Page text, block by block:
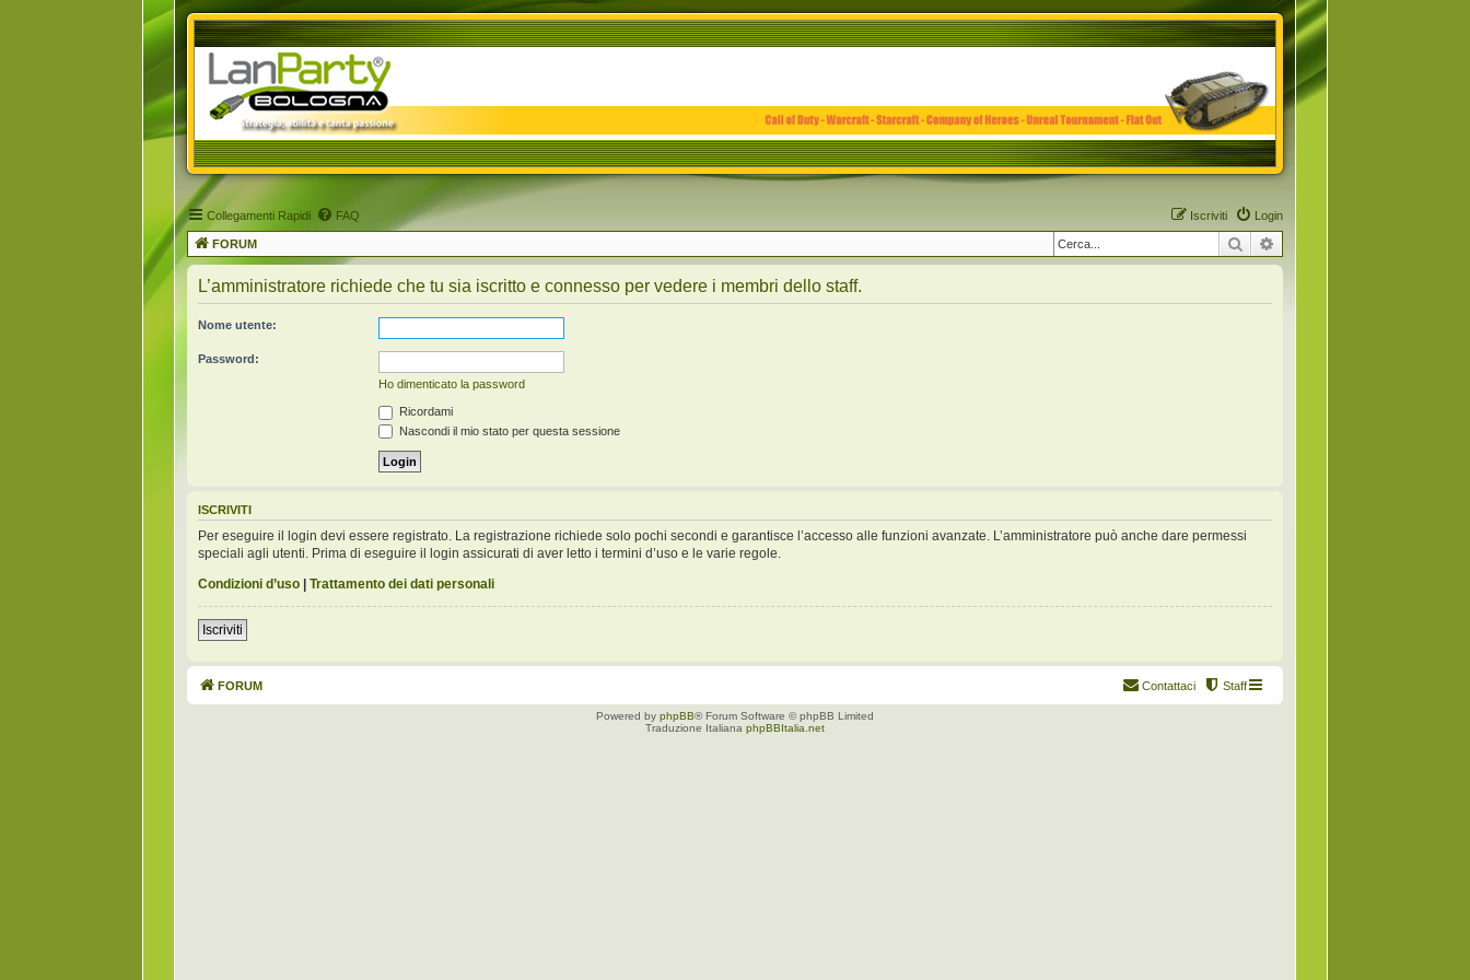
Collegamenti Rapidi FAQ Login
Iscriviti
FORUM Cerca
L’amministratore richiede che tu sia iscritto e connesso per vedere i membri dello staff.
Nome utente:
Password:
Ho dimenticato la password
Ricordami
Nascondi il mio stato per questa sessione
ISCRIVITI
Per eseguire il login devi essere registrato. La registrazione richiede solo pochi secondi e garantisce l’accesso alle funzioni avanzate. L’amministratore può anche dare permessi
speciali agli utenti. Prima di eseguire il login assicurati di aver letto i termini d’uso e le varie regole.
Condizioni d’uso | Trattamento dei dati personali
Iscriviti
FORUM Staff
Contattaci
Powered by phpBB® Forum Software © phpBB Limited
Traduzione Italiana phpBBItalia.net